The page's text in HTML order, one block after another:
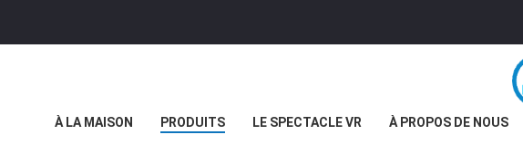
À LA MAISON PRODUITS LE SPECTACLE VR À PROPOS DE NOUS